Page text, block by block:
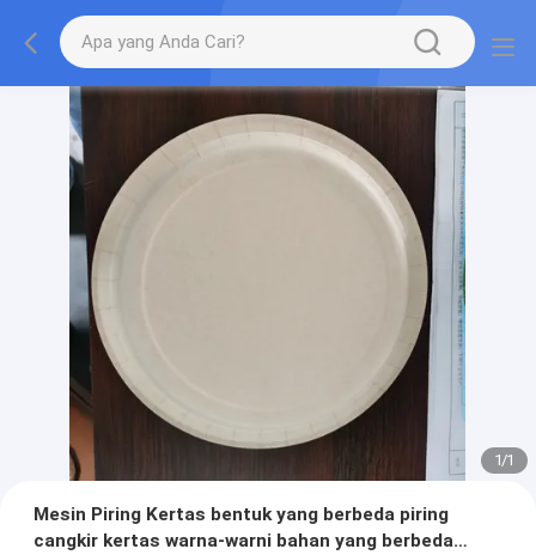
1/1
Mesin Piring Kertas bentuk yang berbeda piring
cangkir kertas warna-warni bahan yang berbeda